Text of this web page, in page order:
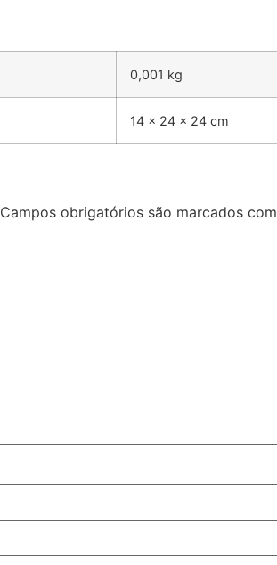
0,001 kg
14 × 24 × 24 cm
Campos obrigatórios são marcados com